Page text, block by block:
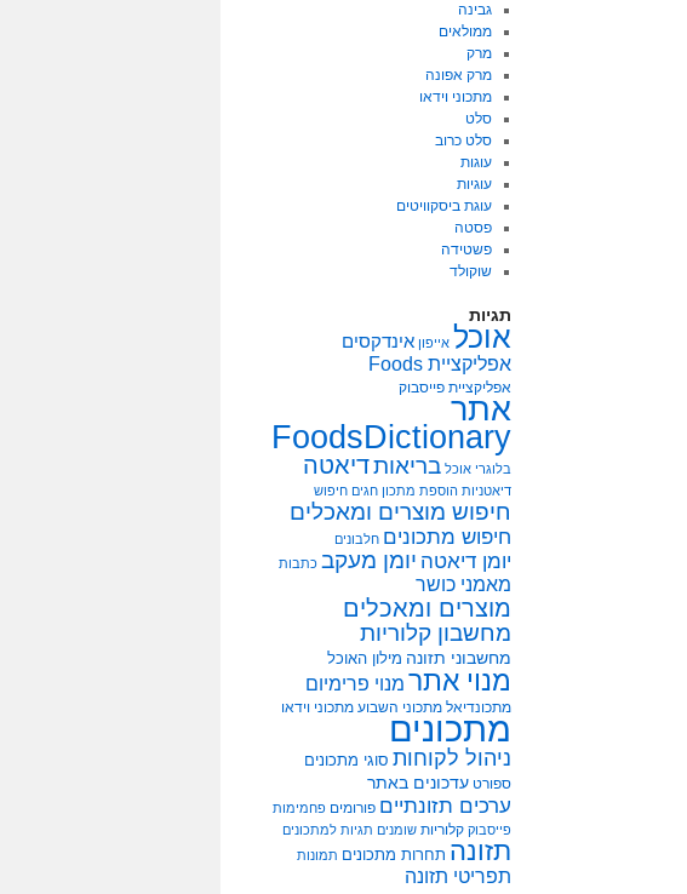
גבינה
ממולאים
מרק
מרק אפונה
מתכוני וידאו
סלט
סלט כרוב
עוגות
עוגיות
עוגת ביסקוויטים
פסטה
פשטידה
שוקולד
תגיות
אוכל אייפון אינדקסים
אפליקציית Foods
אפליקציית פייסבוק
אתר
FoodsDictionary
בלוגרי אוכל בריאותדיאטה
דיאטניות הוספת מתכון חגים חיפוש
חיפוש מוצרים ומאכלים
חיפוש מתכונים חלבונים
יומן דיאטה יומן מעקב כתבות
מאמני כושר
מוצרים ומאכלים
מחשבון קלוריות
מחשבוני תזונה מילון האוכל
מנוי אתר מנוי פרימיום
מתכונדיאל מתכוני השבוע מתכוני וידאו
מתכונים
ניהול לקוחות סוגי מתכונים
ספורט עדכונים באתר
ערכים תזונתיים פורומים פחמימות
פייסבוק קלוריות שומנים תגיות למתכונים
תזונה תחרות מתכונים תמונות
תפריטי תזונה